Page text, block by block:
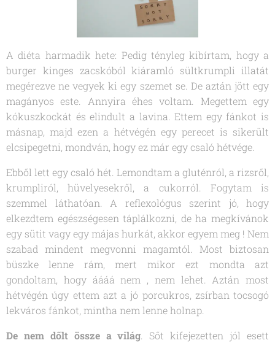
A diéta harmadik hete: Pedig tényleg kibírtam, hogy a
burger kinges zacskóból kiáramló sültkrumpli illatát
megérezve ne vegyek ki egy szemet se. De aztán jött egy
magányos este. Annyira éhes voltam. Megettem egy
kókuszkockát és elindult a lavina. Ettem egy fánkot is
másnap, majd ezen a hétvégén egy perecet is sikerült
elcsipegetni, mondván, hogy ez már egy csaló hétvége.
Ebből lett egy csaló hét. Lemondtam a gluténról, a rizsről,
krumpliról, hüvelyesekről, a cukorról. Fogytam is
szemmel láthatóan. A reflexológus szerint jó, hogy
elkezdtem egészségesen táplálkozni, de ha megkívánok
egy sütit vagy egy májas hurkát, akkor egyem meg ! Nem
szabad mindent megvonni magamtól. Most biztosan
büszke lenne rám, mert mikor ezt mondta azt
gondoltam, hogy áááá nem , nem lehet. Aztán most
hétvégén úgy ettem azt a jó porcukros, zsírban tocsogó
lekváros fánkot, mintha nem lenne holnap.
De nem dőlt össze a világ. Sőt kifejezetten jól esett